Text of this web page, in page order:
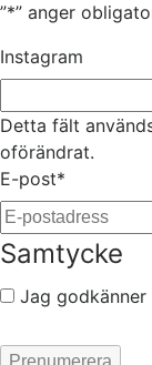
”*” anger
Instagram
Detta fält
oförändrat.
E-post*
Samtycke
Jag godkänner